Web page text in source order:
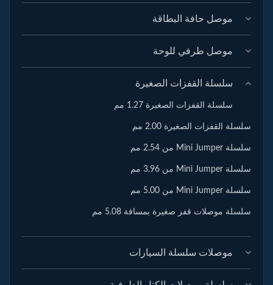
موصل حافة البطاقة
موصل طرفي للوحة
سلسلة القفزات الصغيرة
سلسلة القفزات الصغيرة 1.27 مم
سلسلة القفزات الصغيرة 2.00 مم
سلسلة Mini Jumper من 2.54 مم
سلسلة Mini Jumper من 3.96 مم
سلسلة Mini Jumper من 5.00 مم
سلسلة موصلات قفز صغيرة بمسافة 5.08 مم
موصلات سلسلة السيارات